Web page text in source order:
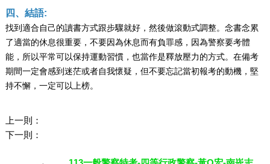
四、結語:
找到適合自己的讀書方式跟步驟就好，然後做滾動式調整。念書念累
了適當的休息很重要，不要因為休息而有負罪感，因為警察要考體
能，所以平常可以保持運動習慣，也當作是釋放壓力的方式。在備考
期間一定會感到迷茫或者自我懷疑，但不要忘記當初報考的動機，堅
持不懈，一定可以上榜。
上一則：
下一則：